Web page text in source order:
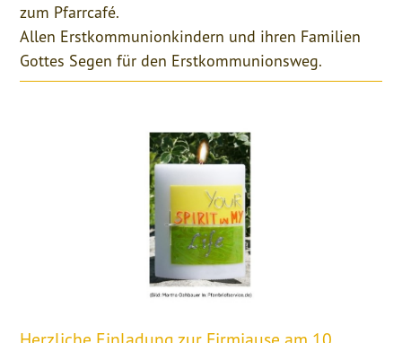
zum Pfarrcafé.
Allen Erstkommunionkindern und ihren Familien
Gottes Segen für den Erstkommunionsweg.